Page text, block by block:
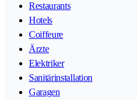
Restaurants
Hotels
Coiffeure
Ärzte
Elektriker
Sanitärinstallation
Garagen